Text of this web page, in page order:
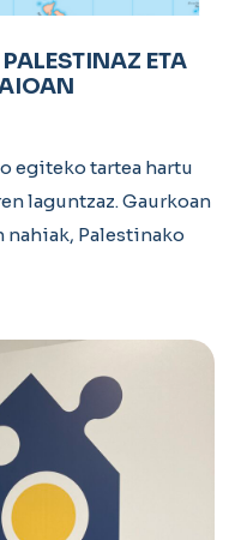
ETA
egiteko tartea hartu
laguntzaz. Gaurkoan
nahiak, Palestinako